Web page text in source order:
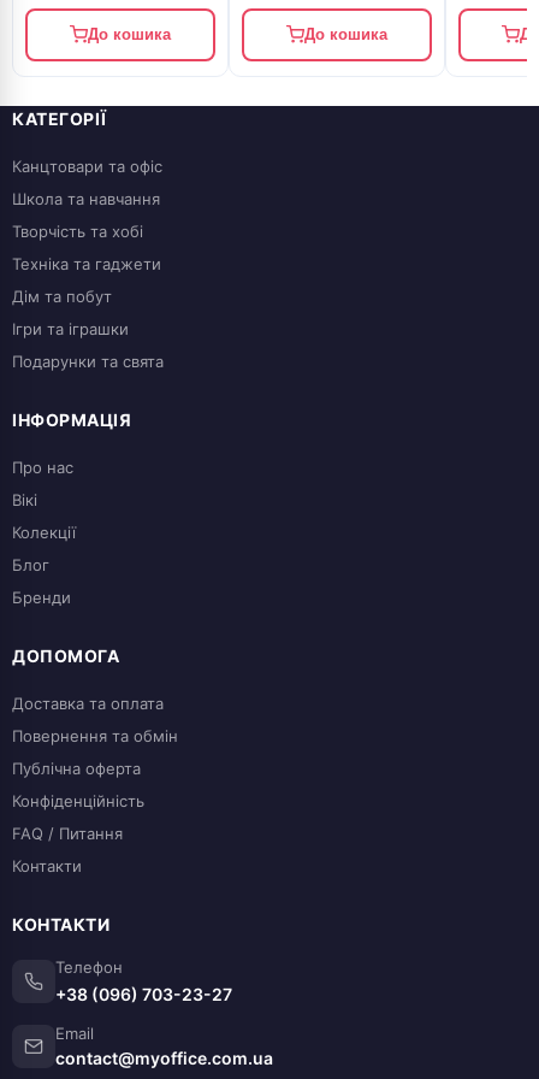
До кошика До кошика
КАТЕГОРІЇ
Канцтовари та офіс
Школа та навчання
Творчість та хобі
Техніка та гаджети
Дім та побут
Ігри та іграшки
Подарунки та свята
ІНФОРМАЦІЯ
Про нас
Вікі
Колекції
Блог
Бренди
ДОПОМОГА
Доставка та оплата
Повернення та обмін
Публічна оферта
Конфіденційність
FAQ / Питання
Контакти
КОНТАКТИ
Телефон
+38 (096) 703-23-27
Email
contact@myoffice.com.ua